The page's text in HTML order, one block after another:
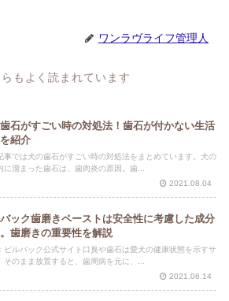
ワンラヴライフ管理人
もよく読まれています
石がすごい時の対処法！歯石が付かない生活
紹介
事では犬の歯石がすごい時の対処法をまとめています。犬の
に溜まった歯石は、歯肉炎の原因。歯...
2021.08.04
ック歯磨きペーストは安全性に考慮した成分
歯磨きの重要性を解説
ビルバック公式サイト口臭や歯石は愛犬の健康状態を示すサ
そのまま放置すると、歯周病を元に、...
2021.06.14